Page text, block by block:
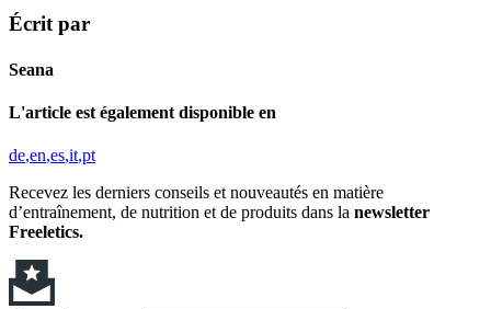
Écrit par
Seana
L'article est également disponible en
de en es it pt
Recevez les derniers conseils et nouveautés en matière
d’entraînement, de nutrition et de produits dans la newsletter
Freeletics.